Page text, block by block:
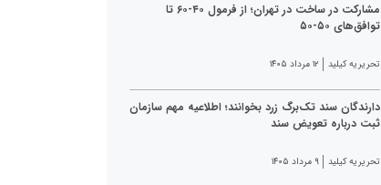
مشارکت در ساخت در تهران؛ از فرمول ۴۰-۶۰ تا
توافق‌های ۵۰-۵۰
تحریریه کیلید ۱۲ مرداد ۱۴۰۵
دارندگان سند تک‌برگ زرد بخوانند؛ اطلاعیه مهم سازمان
ثبت درباره تعویض سند
تحریریه کیلید ۹ مرداد ۱۴۰۵